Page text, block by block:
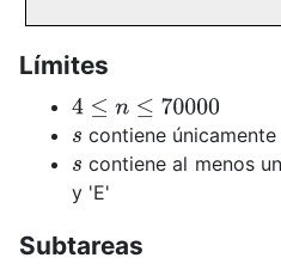
Límites
4 ≤n ≤70000
s contiene
s contiene al menos
y 'E'
Subtareas